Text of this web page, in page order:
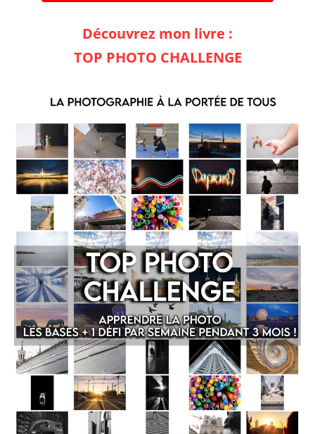
Découvrez mon livre :
TOP PHOTO CHALLENGE